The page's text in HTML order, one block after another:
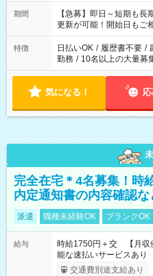
期間
【急募】即日～短期も
更新が可能！開始日もご
特徴 日払いOK / 履歴書不要 /
勤務 / 10名以上の大量募
気になる！
完全在宅＊4名募集！時
内定通知書の内容確認な
派遣 職種未経験OK ブランクOK
給与
時給1750円＋交 【月収
能な速払いサービスあり
交通費別途支給あり